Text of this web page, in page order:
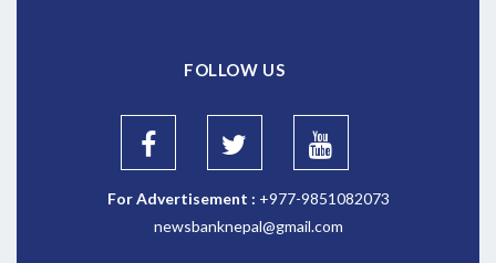
FOLLOW US
For Advertisement : +977-9851082073
newsbanknepal@gmail.com